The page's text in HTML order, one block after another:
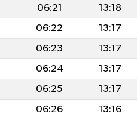
06:21
13:18
06:22
13:17
06:23
13:17
06:24
13:17
06:25
13:17
06:26 13:16